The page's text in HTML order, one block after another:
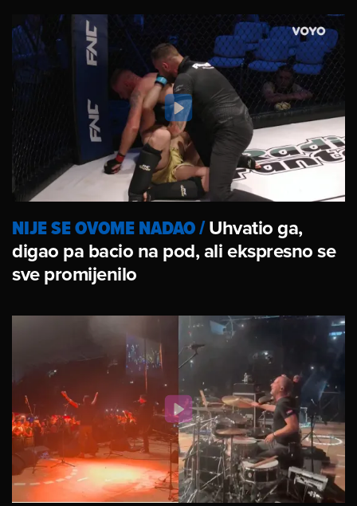
NIJE SE OVOME NADAO/Uhvatio ga,
digao pa bacio na pod, ali ekspresno se
sve promijenilo